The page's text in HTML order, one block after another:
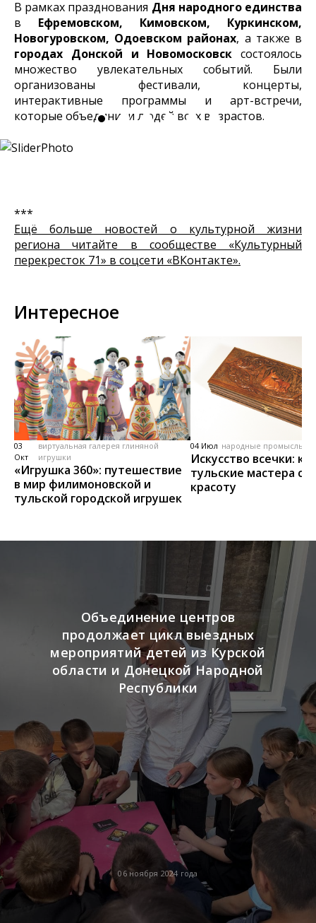
В рамках празднования Дня народного единства
в Ефремовском, Кимовском, Куркинском,
Новогуровском, Одоевском районах, а также в
городах Донской и Новомосковск состоялось
множество увлекательных событий. Были
организованы фестивали, концерты,
интерактивные программы и арт-встречи,
которые объединили людей всех возрастов.
***
Ещё больше новостей о культурной жизни
региона читайте в сообществе «Культурный
перекресток 71» в соцсети «ВКонтакте».
Интересное
03
Окт
виртуальная галерея глиняной
игрушки
«Игрушка 360»: путешествие
в мир филимоновской и
тульской городской игрушек
04 Июл народные промыслы,
Искусство всечки: как
тульские мастера
красоту
06 ноября 2024 года
Объединение центров
продолжает цикл выездных
мероприятий детей из Курской
области и Донецкой Народной
Республики